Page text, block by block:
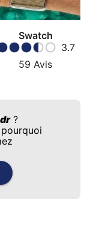
Swatch
3.7
59 Avis
?